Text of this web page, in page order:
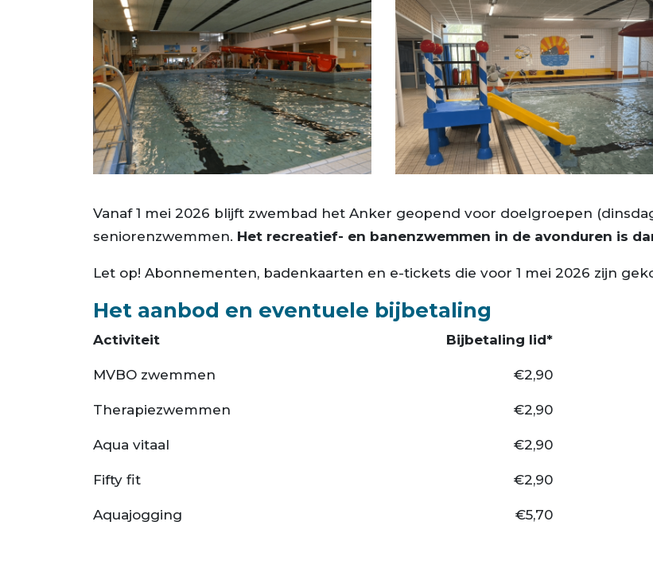
Vanaf 1 mei 2026 blijft zwembad het Anker geopend voor doelgroepen
seniorenzwemmen. Het recreatief- en banenzwemmen in de avonduren is
Let op! Abonnementen, badenkaarten en e-tickets die voor 1 mei 2026 zijn
Het aanbod en eventuele bijbetaling
Activiteit Bijbetaling lid*
MVBO zwemmen €2,90
Therapiezwemmen €2,90
Aqua vitaal €2,90
Fifty fit €2,90
Aquajogging €5,70